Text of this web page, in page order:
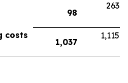
98
263
costs
1,037
1,115